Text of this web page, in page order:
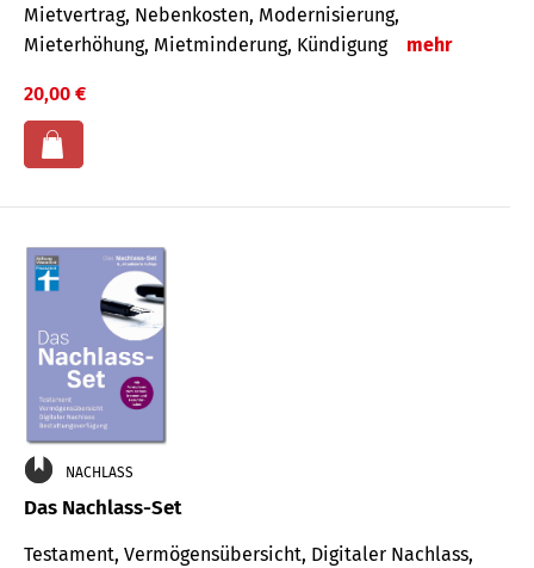
Mietvertrag, Nebenkosten, Modernisierung,
Mieterhöhung, Mietminderung, Kündigung
mehr
20,00 €
NACHLASS
Das Nachlass-Set
Testament, Vermögens­übersicht, Digitaler Nach­lass,